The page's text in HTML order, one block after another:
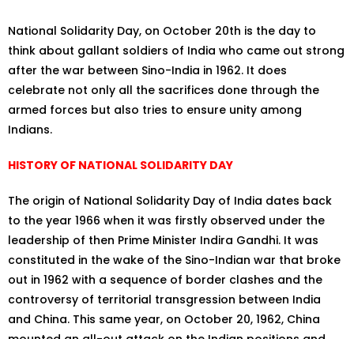
National Solidarity Day, on October 20th is the day to
think about gallant soldiers of India who came out strong
after the war between Sino-India in 1962. It does
celebrate not only all the sacrifices done through the
armed forces but also tries to ensure unity among
Indians.
HISTORY OF NATIONAL SOLIDARITY DAY
The origin of National Solidarity Day of India dates back
to the year 1966 when it was firstly observed under the
leadership of then Prime Minister Indira Gandhi. It was
constituted in the wake of the Sino-Indian war that broke
out in 1962 with a sequence of border clashes and the
controversy of territorial transgression between India
and China. This same year, on October 20, 1962, China